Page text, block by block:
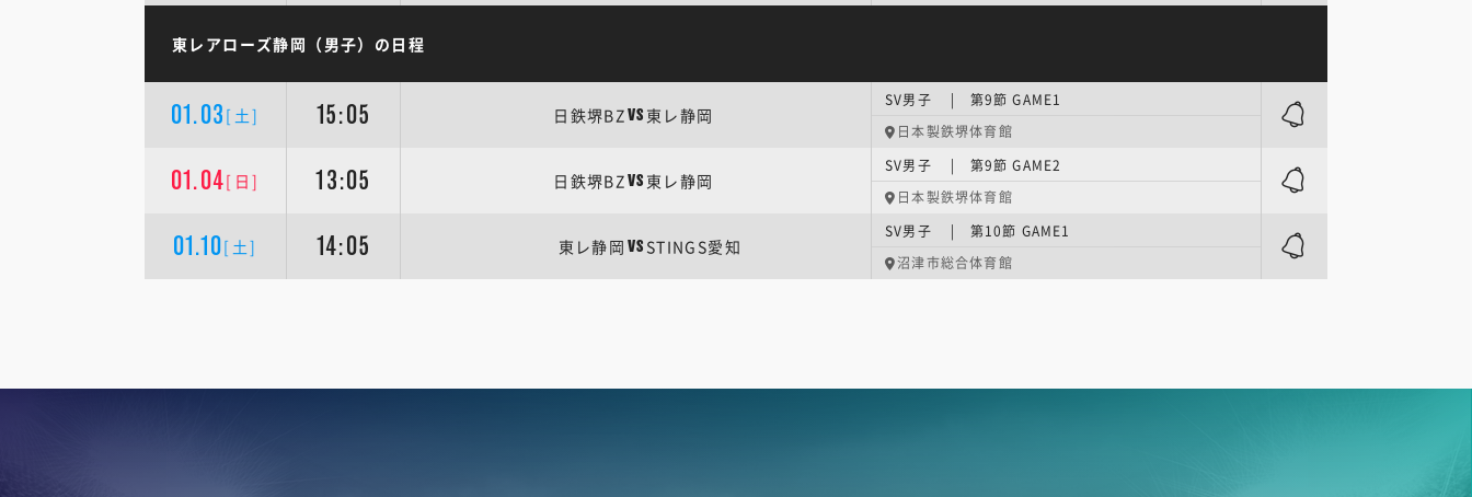
東レアローズ静岡（男子）の日程
01.03 [土] 15:05 日鉄堺BZVS 東レ静岡
SV男子 | 第9節 GAME1
日本製鉄堺体育館
01.04[日] 13:05 日鉄堺BZVS 東レ静岡
SV男子 | 第9節 GAME2
日本製鉄堺体育館
01.10[土] 14:05 東レ静岡 VS STINGS愛知
SV男子 | 第10節 GAME1
沼津市総合体育館